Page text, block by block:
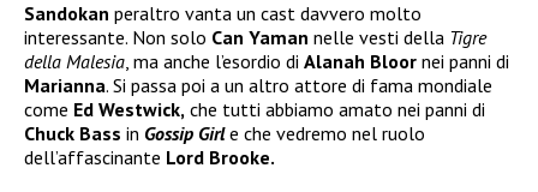
Sandokan peraltro vanta un cast davvero molto
interessante. Non solo Can Yaman nelle vesti della Tigre
della Malesia, ma anche l’esordio di Alanah Bloor nei panni di
Marianna. Si passa poi a un altro attore di fama mondiale
come Ed Westwick, che tutti abbiamo amato nei panni di
Chuck Bass in Gossip Girle che vedremo nel ruolo
dell’affascinante Lord Brooke.